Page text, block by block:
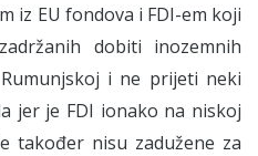
iz EU fondova i FDI-em koji
dobiti inozemnih
i ne prijeti neki
jer je FDI ionako na niskoj
također nisu zadužene za